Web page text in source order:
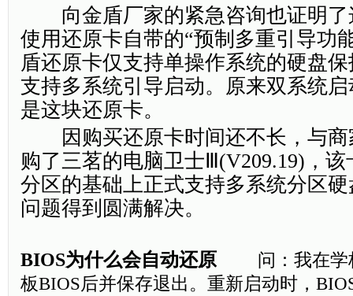
向金盾厂家的紧急咨询也证明了
使用还原卡自带的“预制多重引导功
盾还原卡仅支持单操作系统的硬盘
支持多系统引导启动。原来双系统
是这块还原卡。
因购买还原卡时间还不长，与商
购了三茗的电脑卫士Ⅲ(V209.19)，
分区的基础上正式支持多系统分区
问题得到圆满解决。
BIOS为什么会自动还原 问：我在学
板BIOS后并保存退出。重新启动时，